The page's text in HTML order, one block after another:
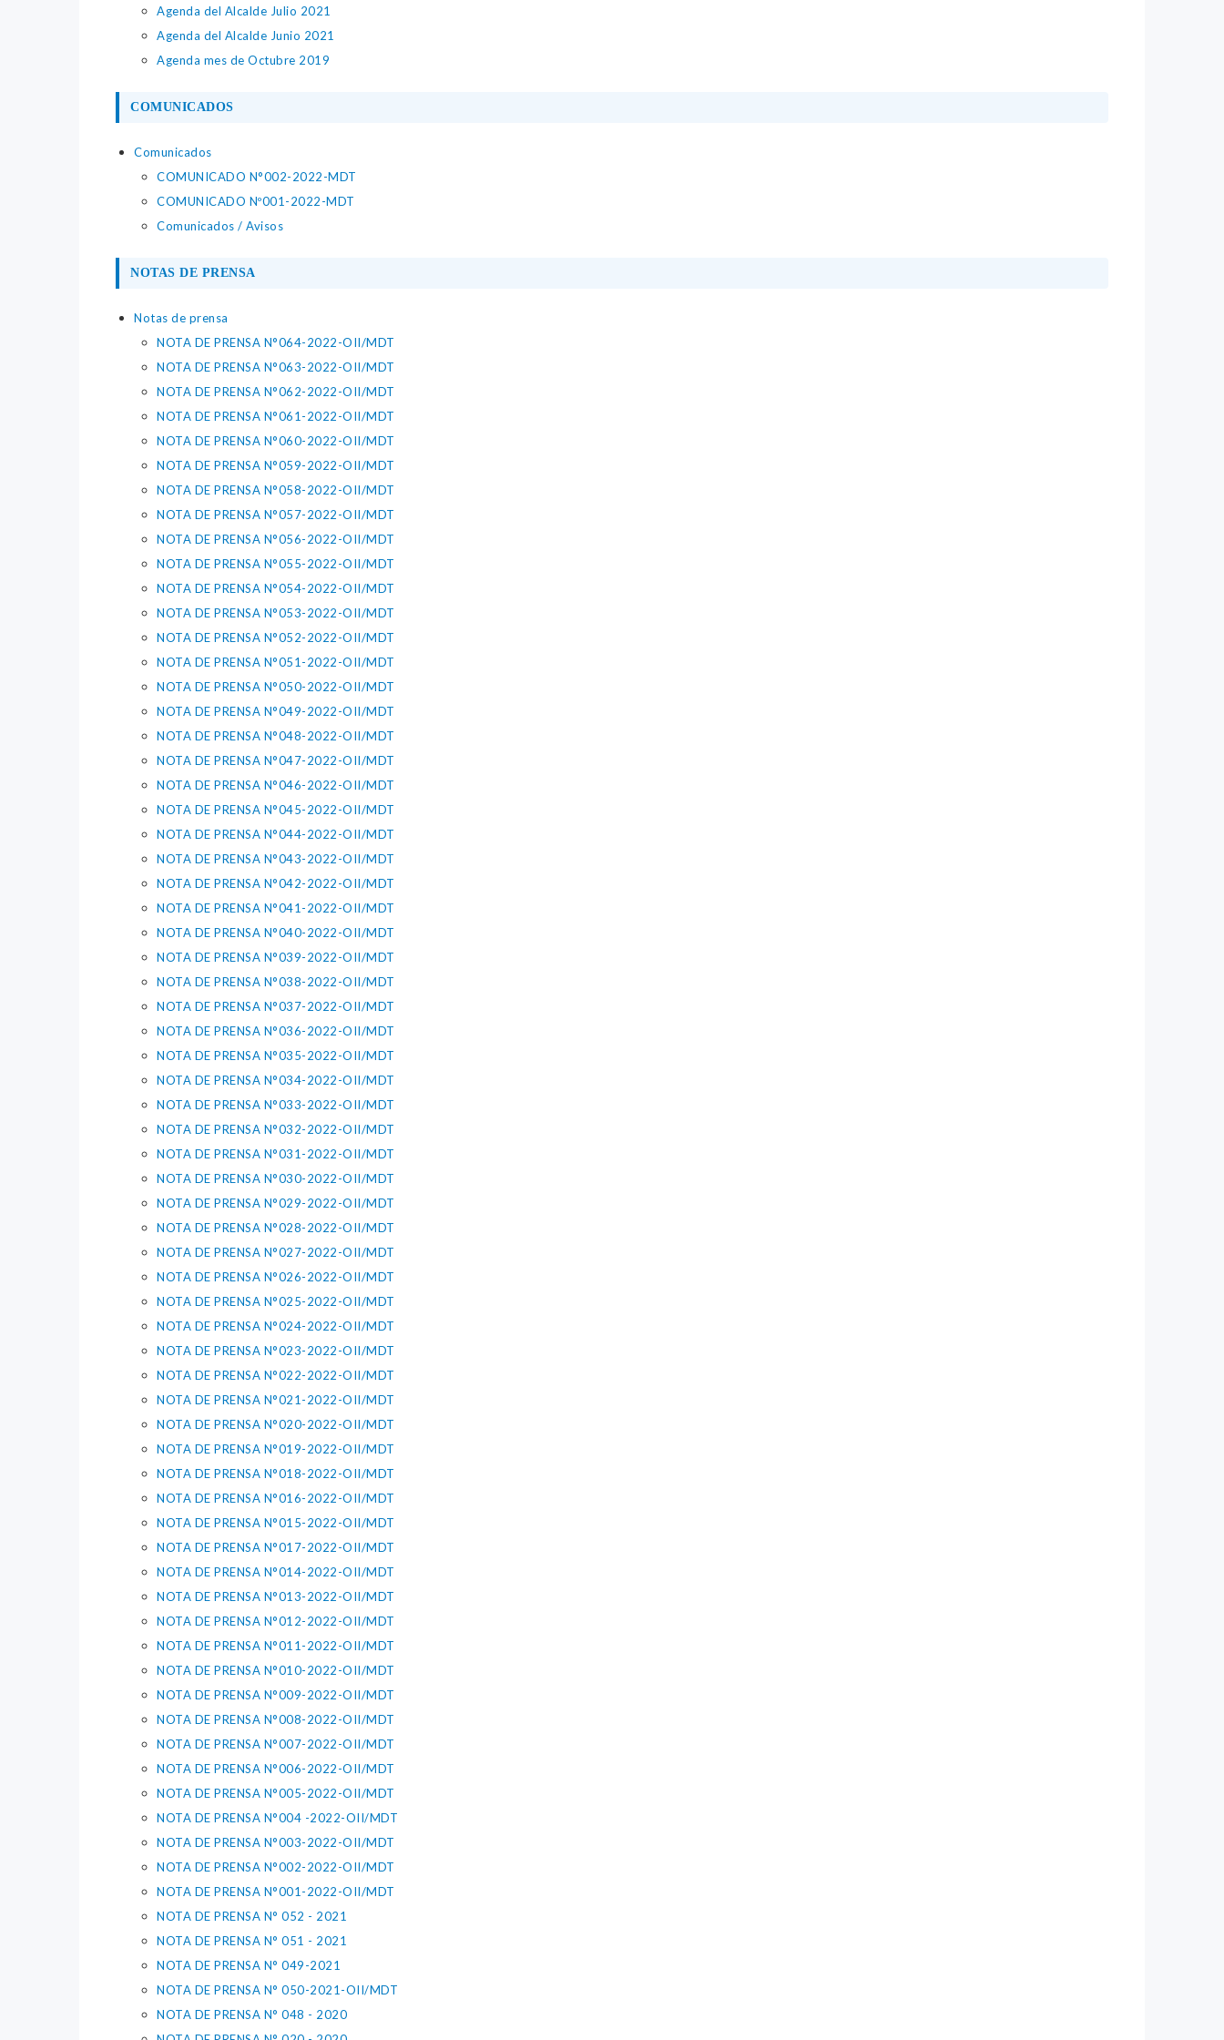
Agenda del Alcalde Julio 2021
Agenda del Alcalde Junio 2021
Agenda mes de Octubre 2019
COMUNICADOS
Comunicados
COMUNICADO N°002-2022-MDT
COMUNICADO Nº001-2022-MDT
Comunicados / Avisos
NOTAS DE PRENSA
Notas de prensa
NOTA DE PRENSA N°064-2022-OII/MDT
NOTA DE PRENSA N°063-2022-OII/MDT
NOTA DE PRENSA N°062-2022-OII/MDT
NOTA DE PRENSA N°061-2022-OII/MDT
NOTA DE PRENSA N°060-2022-OII/MDT
NOTA DE PRENSA N°059-2022-OII/MDT
NOTA DE PRENSA N°058-2022-OII/MDT
NOTA DE PRENSA N°057-2022-OII/MDT
NOTA DE PRENSA N°056-2022-OII/MDT
NOTA DE PRENSA N°055-2022-OII/MDT
NOTA DE PRENSA N°054-2022-OII/MDT
NOTA DE PRENSA N°053-2022-OII/MDT
NOTA DE PRENSA N°052-2022-OII/MDT
NOTA DE PRENSA N°051-2022-OII/MDT
NOTA DE PRENSA N°050-2022-OII/MDT
NOTA DE PRENSA N°049-2022-OII/MDT
NOTA DE PRENSA N°048-2022-OII/MDT
NOTA DE PRENSA N°047-2022-OII/MDT
NOTA DE PRENSA N°046-2022-OII/MDT
NOTA DE PRENSA N°045-2022-OII/MDT
NOTA DE PRENSA N°044-2022-OII/MDT
NOTA DE PRENSA N°043-2022-OII/MDT
NOTA DE PRENSA N°042-2022-OII/MDT
NOTA DE PRENSA N°041-2022-OII/MDT
NOTA DE PRENSA N°040-2022-OII/MDT
NOTA DE PRENSA N°039-2022-OII/MDT
NOTA DE PRENSA N°038-2022-OII/MDT
NOTA DE PRENSA N°037-2022-OII/MDT
NOTA DE PRENSA N°036-2022-OII/MDT
NOTA DE PRENSA N°035-2022-OII/MDT
NOTA DE PRENSA N°034-2022-OII/MDT
NOTA DE PRENSA N°033-2022-OII/MDT
NOTA DE PRENSA N°032-2022-OII/MDT
NOTA DE PRENSA N°031-2022-OII/MDT
NOTA DE PRENSA N°030-2022-OII/MDT
NOTA DE PRENSA N°029-2022-OII/MDT
NOTA DE PRENSA N°028-2022-OII/MDT
NOTA DE PRENSA N°027-2022-OII/MDT
NOTA DE PRENSA N°026-2022-OII/MDT
NOTA DE PRENSA N°025-2022-OII/MDT
NOTA DE PRENSA N°024-2022-OII/MDT
NOTA DE PRENSA N°023-2022-OII/MDT
NOTA DE PRENSA N°022-2022-OII/MDT
NOTA DE PRENSA N°021-2022-OII/MDT
NOTA DE PRENSA N°020-2022-OII/MDT
NOTA DE PRENSA N°019-2022-OII/MDT
NOTA DE PRENSA N°018-2022-OII/MDT
NOTA DE PRENSA N°016-2022-OII/MDT
NOTA DE PRENSA N°015-2022-OII/MDT
NOTA DE PRENSA N°017-2022-OII/MDT
NOTA DE PRENSA N°014-2022-OII/MDT
NOTA DE PRENSA N°013-2022-OII/MDT
NOTA DE PRENSA N°012-2022-OII/MDT
NOTA DE PRENSA N°011-2022-OII/MDT
NOTA DE PRENSA N°010-2022-OII/MDT
NOTA DE PRENSA N°009-2022-OII/MDT
NOTA DE PRENSA N°008-2022-OII/MDT
NOTA DE PRENSA N°007-2022-OII/MDT
NOTA DE PRENSA N°006-2022-OII/MDT
NOTA DE PRENSA N°005-2022-OII/MDT
NOTA DE PRENSA N°004 -2022-OII/MDT
NOTA DE PRENSA N°003-2022-OII/MDT
NOTA DE PRENSA N°002-2022-OII/MDT
NOTA DE PRENSA N°001-2022-OII/MDT
NOTA DE PRENSA N° 052 - 2021
NOTA DE PRENSA N° 051 - 2021
NOTA DE PRENSA N° 049-2021
NOTA DE PRENSA N° 050-2021-OII/MDT
NOTA DE PRENSA N° 048 - 2020